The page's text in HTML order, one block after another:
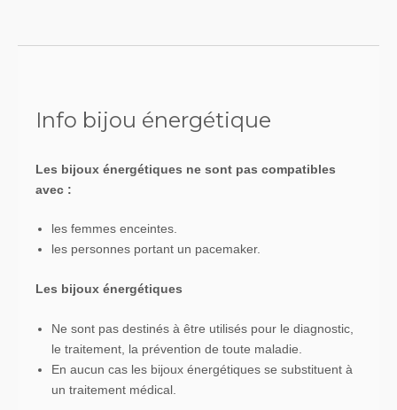
Info bijou énergétique
Les bijoux énergétiques ne sont pas compatibles
avec :
les femmes enceintes.
les personnes portant un pacemaker.
Les bijoux énergétiques
Ne sont pas destinés à être utilisés pour le diagnostic,
le traitement, la prévention de toute maladie.
En aucun cas les bijoux énergétiques se substituent à
un traitement médical.